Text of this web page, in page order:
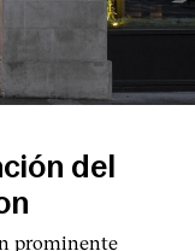
del
prominente